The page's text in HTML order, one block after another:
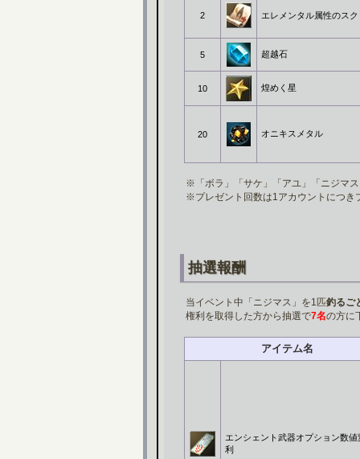
2 エレメンタル属性のス
5 超越石
10 煌めく星
20 オニキスメタル
※「ボラ」「サケ」「アユ」「ニジマ
※プレゼント回数は1アカウントにつき
抽選報酬
当イベント中「ニジマス」を1匹釣るご
権利を取得した方から抽選で7名の方に
アイテム名
エンシェント武器オプション数値
利